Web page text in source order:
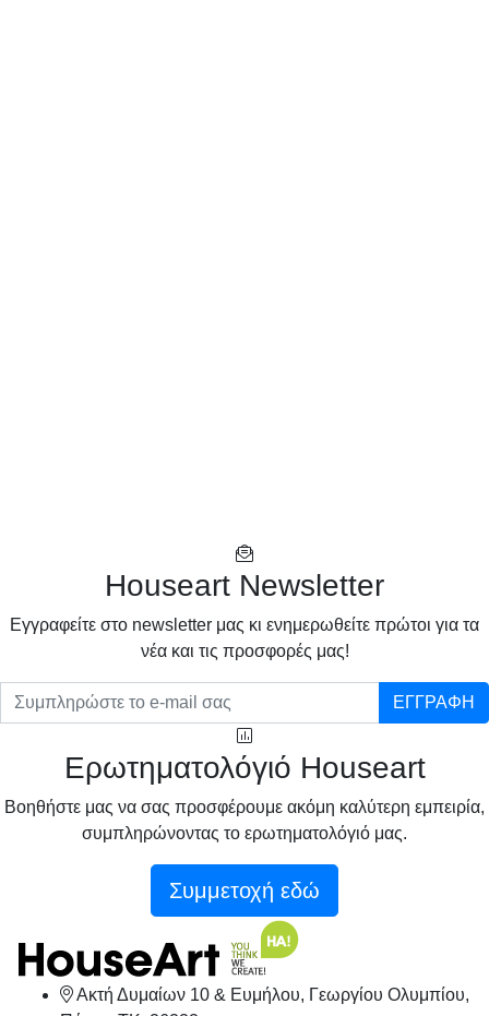
Houseart Newsletter
Eγγραφείτε στο newsletter μας κι ενημερωθείτε πρώτοι για τα
νέα και τις προσφορές μας!
ΕΓΓΡΑΦΗ
Ερωτηματολόγιό Houseart
Βοηθήστε μας να σας προσφέρουμε ακόμη καλύτερη εμπειρία,
συμπληρώνοντας το ερωτηματολόγιό μας.
Συμμετοχή εδώ
Ακτή Δυμαίων 10 & Ευμήλου, Γεωργίου Ολυμπίου,